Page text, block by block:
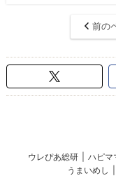
前の
ウレぴあ総研 ハピマ
うまいめし